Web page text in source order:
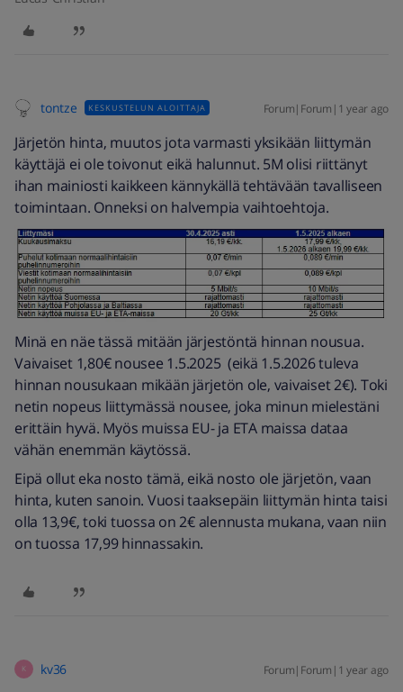
tontze KESKUSTELUN ALOITTAJA Forum|Forum|1 year ago
Järjetön hinta, muutos jota varmasti yksikään liittymän
käyttäjä ei ole toivonut eikä halunnut. 5M olisi riittänyt
ihan mainiosti kaikkeen kännykällä tehtävään tavalliseen
toimintaan. Onneksi on halvempia vaihtoehtoja.
Minä en näe tässä mitään järjestöntä hinnan nousua.
Vaivaiset 1,80€ nousee 1.5.2025 (eikä 1.5.2026 tuleva
hinnan nousukaan mikään järjetön ole, vaivaiset 2€). Toki
netin nopeus liittymässä nousee, joka minun mielestäni
erittäin hyvä. Myös muissa EU- ja ETA maissa dataa
vähän enemmän käytössä.
Eipä ollut eka nosto tämä, eikä nosto ole järjetön, vaan
hinta, kuten sanoin. Vuosi taaksepäin liittymän hinta taisi
olla 13,9€, toki tuossa on 2€ alennusta mukana, vaan niin
on tuossa 17,99 hinnassakin.
K kv36 Forum|Forum|1 year ago